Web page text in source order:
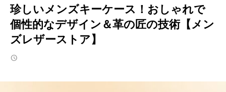
珍しいメンズキーケース！おしゃれで
個性的なデザイン＆革の匠の技術【メン
ズレザーストア】